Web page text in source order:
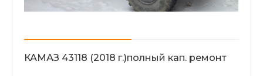
КАМАЗ 43118 (2018 г.)полный кап. ремонт